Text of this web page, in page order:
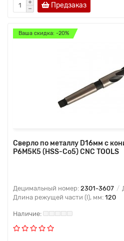
Предзаказ
Ваша скидка: -20%
Сверло по металлу D16мм с
Р6М5К5 (HSS-Co5) CNC TOOLS
Децимальный номер: 2301-3607
Длина режущей части (l), мм: 120